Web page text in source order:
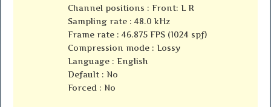
Channel positions : Front: L R
Sampling rate : 48.0 kHz
Frame rate : 46.875 FPS (1024 spf)
Compression mode : Lossy
Language : English
Default : No
Forced : No